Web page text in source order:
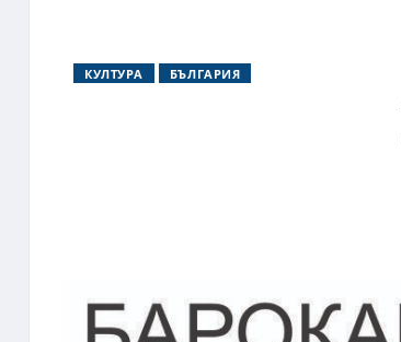
КУЛТУРА БЪЛГАРИЯ